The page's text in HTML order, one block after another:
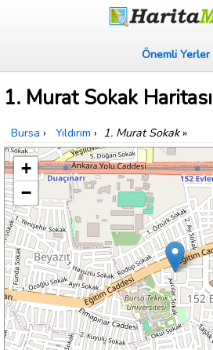
Önemli Yerler
1. Murat Sokak Haritası
Bursa › Yıldırım › 1. Murat Sokak»
+
−